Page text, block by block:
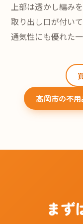
上部は透かし編み
取り出し口が付い
通気性にも優れた一
高岡市の不
まず